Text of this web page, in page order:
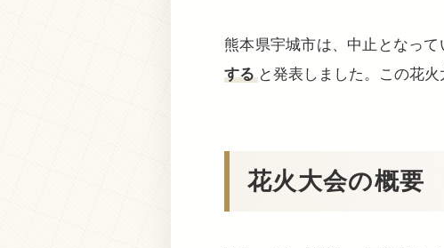
熊本県宇城市は、中止となって
する と発表しました。この花火
花火大会の概要